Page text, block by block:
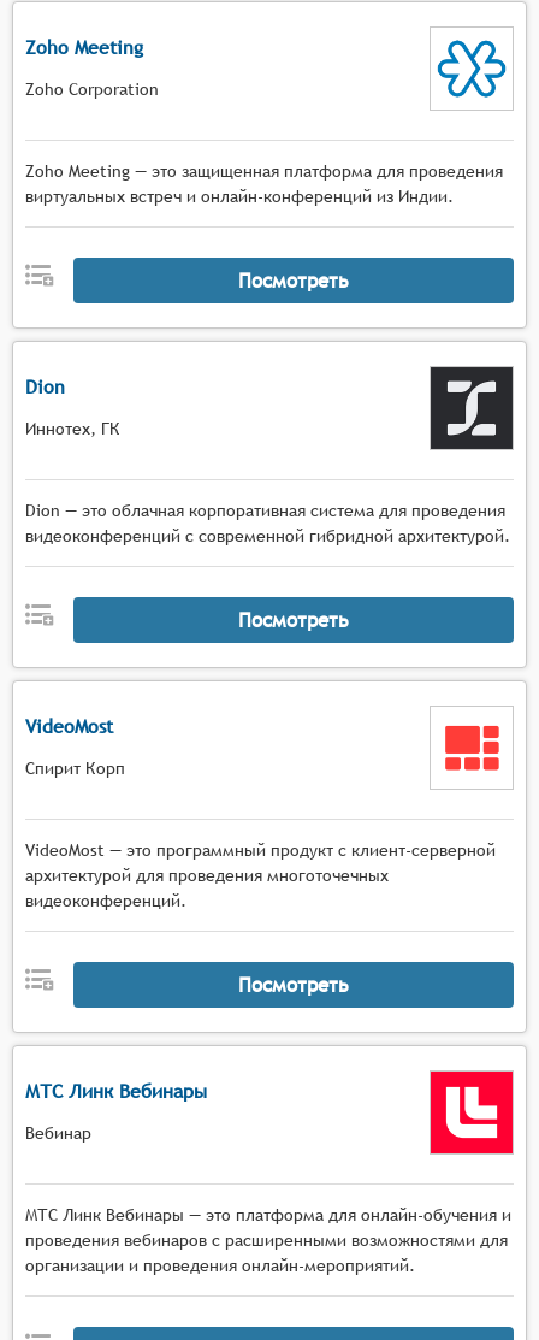
Zoho Meeting
Zoho Corporation
Zoho Meeting — это защищенная платформа для проведения
виртуальных встреч и онлайн-конференций из Индии.
Посмотреть
Dion
Иннотех, ГК
Dion — это облачная корпоративная система для проведения
видеоконференций с современной гибридной архитектурой.
Посмотреть
VideoMost
Спирит Корп
VideoMost — это программный продукт с клиент-серверной
архитектурой для проведения многоточечных
видеоконференций.
Посмотреть
МТС Линк Вебинары
Вебинар
МТС Линк Вебинары — это платформа для онлайн-обучения и
проведения вебинаров с расширенными возможностями для
организации и проведения онлайн-мероприятий.